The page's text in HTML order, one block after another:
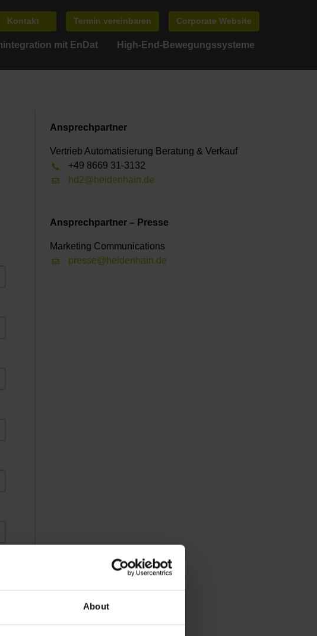
About
Kontakt Termin vereinbaren Corporate Website
mit EnDat High-End-Bewegungssysteme
Ansprechpartner
Vertrieb Automatisierung Beratung & Verkauf
+49 8669 31-3132
hd2@heidenhain.de
Ansprechpartner – Presse
Marketing Communications
presse@heidenhain.de